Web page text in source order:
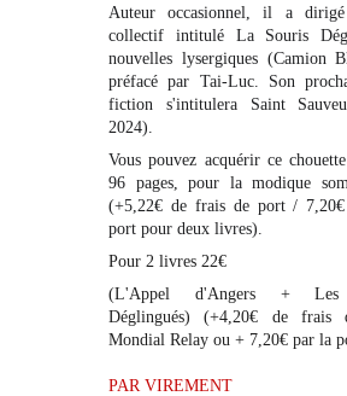
Auteur occasionnel, il a
collectif intitulé La Souris
nouvelles lysergiques (Camion
préfacé par Tai-Luc. Son
fiction s'intitulera Saint
2024).
Vous pouvez acquérir ce
96 pages, pour la modique
(+5,22€ de frais de port /
port pour deux livres).
Pour 2 livres 22€
(L'Appel d'Angers + Les
Déglingués) (+4,20€ de
Mondial Relay ou + 7,20€ par la
PAR VIREMENT